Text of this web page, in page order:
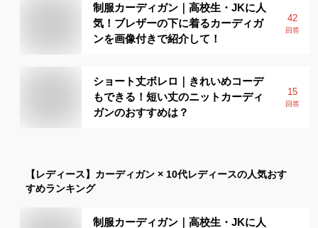
制服カーディガン｜高校生・JKに人
気！ブレザーの下に着るカーディガ
ンを画像付きで紹介して！
42
回答
ショート丈ボレロ｜きれいめコーデ
もできる！短い丈のニットカーディ
ガンのおすすめは？
15
回答
【レディース】 カーディガン × 10代レディースの人気おす
すめランキング
制服カーディガン｜高校生・JKに人